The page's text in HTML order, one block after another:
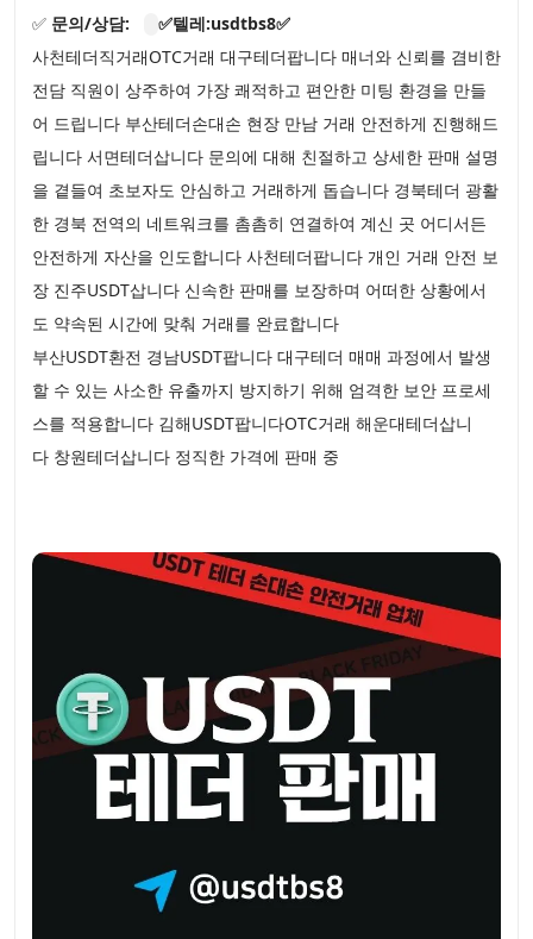
✅ 문의/상담:
✅텔레:usdtbs8✅
사천테더직거래OTC거래 대구테더팝니다 매너와 신뢰를 겸비한
전담 직원이 상주하여 가장 쾌적하고 편안한 미팅 환경을 만들
어 드립니다 부산테더손대손 현장 만남 거래 안전하게 진행해드
립니다 서면테더삽니다 문의에 대해 친절하고 상세한 판매 설명
을 곁들여 초보자도 안심하고 거래하게 돕습니다 경북테더 광활
한 경북 전역의 네트워크를 촘촘히 연결하여 계신 곳 어디서든
안전하게 자산을 인도합니다 사천테더팝니다 개인 거래 안전 보
장 진주USDT삽니다 신속한 판매를 보장하며 어떠한 상황에서
도 약속된 시간에 맞춰 거래를 완료합니다
부산USDT환전 경남USDT팝니다 대구테더 매매 과정에서 발생
할 수 있는 사소한 유출까지 방지하기 위해 엄격한 보안 프로세
스를 적용합니다 김해USDT팝니다OTC거래 해운대테더삽니
다 창원테더삽니다 정직한 가격에 판매 중